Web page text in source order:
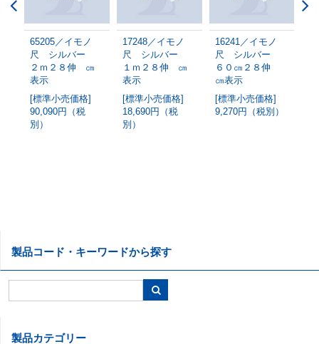
65205／イモノ
尺 シルバー
２ｍ２８伸 ㎝
表示
[標準小売価格]
90,090円（税
別）
17248／イモノ
尺 シルバー
１ｍ２８伸 ㎝
表示
[標準小売価格]
18,690円（税
別）
16241／イモノ
尺 シルバー
６０㎝２８伸
㎝表示
[標準小売価格]
9,270円（税別）
製品コード・キーワードから探す
製品カテゴリー